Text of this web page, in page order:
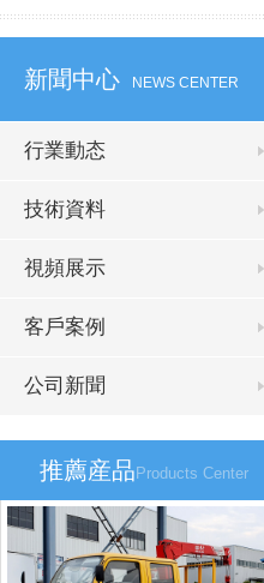
新聞中心 NEWS CENTER
行業動态
技術資料
視頻展示
客戶案例
公司新聞
推薦産品 Products Center